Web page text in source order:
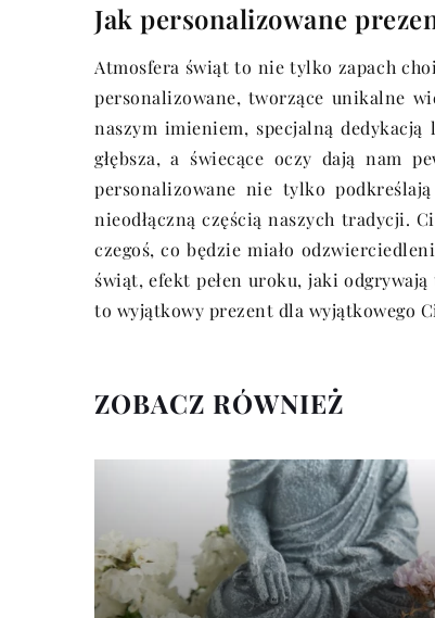
Jak personalizowane
Atmosfera świąt to nie tylko zapach
personalizowane, tworzące unikalne
naszym imieniem, specjalną
głębsza, a świecące oczy dają nam
personalizowane nie tylko
nieodłączną częścią naszych tradycji.
czegoś, co będzie miało
świąt, efekt pełen uroku, jaki
to wyjątkowy prezent dla wyjątkowego
ZOBACZ RÓWNIEŻ